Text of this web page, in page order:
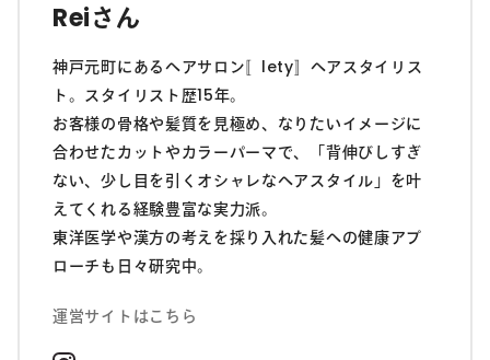
Reiさん
神戸元町にあるヘアサロン〚lety〛ヘアスタイリス
ト。スタイリスト歴15年。
お客様の骨格や髪質を見極め、なりたいイメージに
合わせたカットやカラーパーマで、「背伸びしすぎ
ない、少し目を引くオシャレなヘアスタイル」を叶
えてくれる経験豊富な実力派。
東洋医学や漢方の考えを採り入れた髪への健康アプ
ローチも日々研究中。
運営サイトはこちら